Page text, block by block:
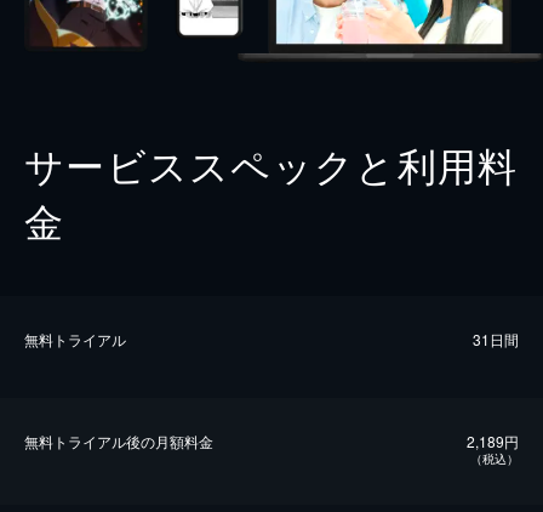
サービススペックと利用料
金
無料トライアル 31日間
無料トライアル後の⽉額料金 2,189円
（税込）